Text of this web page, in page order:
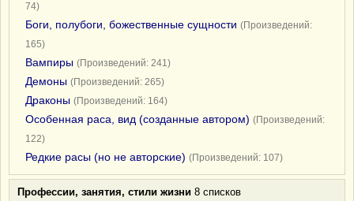
74)
Боги, полубоги, божественные сущности (Произведений:
165)
Вампиры (Произведений: 241)
Демоны (Произведений: 265)
Драконы (Произведений: 164)
Особенная раса, вид (созданные автором) (Произведений:
122)
Редкие расы (но не авторские) (Произведений: 107)
Профессии, занятия, стили жизни 8 списков